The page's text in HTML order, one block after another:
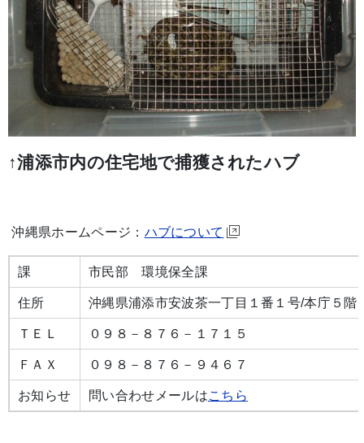
↑浦添市内の住宅地で捕獲されたハブ
沖縄県ホームページ： ハブについて
課 市民部 環境保全課
住所 沖縄県浦添市安波茶一丁目１番１号/本庁５階
ＴＥＬ ０９８－８７６－１７１５
ＦＡＸ ０９８－８７６－９４６７
お知らせ 問い合わせメールはこちら